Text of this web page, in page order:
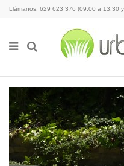
Llámanos: 629 623 376 (09:00 a 13:30